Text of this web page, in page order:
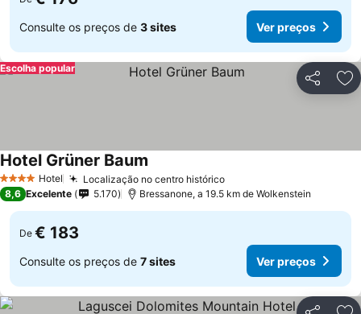
Consulte os preços de 3 sites Ver preços
Partilhar
Escolha popular
4 EstrelasHotel Localização no centro históricoVer preços
Hotel Grüner Baum
8,6 Excelente 5.170 Bressanone, a 19.5 km de Wolkenstein
De € 183
Consulte os preços de 7 sites Ver preços